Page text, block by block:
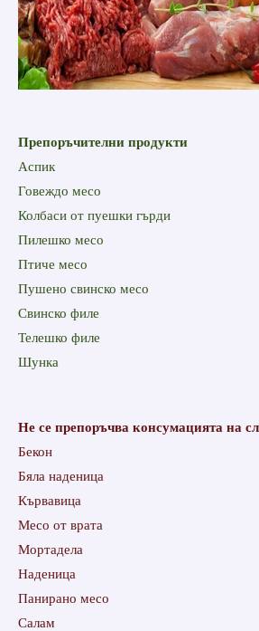
Препоръчителни продукти
Аспик
Говеждо месо
Колбаси от пуешки гърди
Пилешко месо
Птиче месо
Пушено свинско месо
Свинско филе
Телешко филе
Шунка
Не се препоръчва консумацията на
Бекон
Бяла наденица
Кървавица
Месо от врата
Мортадела
Наденица
Панирано месо
Салам